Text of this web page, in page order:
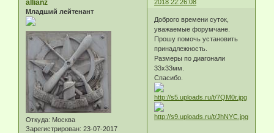
2018 22:26:08
allianz
Младший лейтенант
Откуда: Москва
Зарегистрирован: 23-07-2017
Доброго времени суток,
уважаемые форумчане.
Прошу помочь установить
принадлежность.
Размеры по диагонали
33х33мм.
Спасибо.